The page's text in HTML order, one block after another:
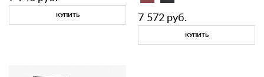
КУПИТЬ 7 572 руб.
КУПИТЬ